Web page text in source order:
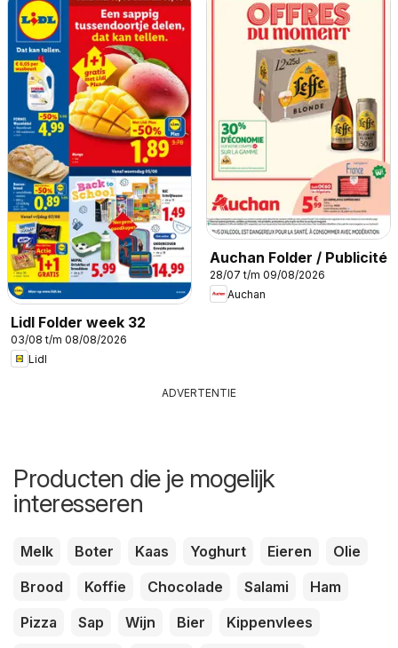
Lidl Folder week 32
03/08 t/m 08/08/2026
Lidl
Auchan Folder / Publicité
28/07 t/m 09/08/2026
Auchan
ADVERTENTIE
Producten die je mogelijk
interesseren
Melk Boter Kaas Yoghurt Eieren
Olie
Brood
Koffie Chocolade Salami
Ham
Pizza
Sap Wijn Bier
Kippenvlees